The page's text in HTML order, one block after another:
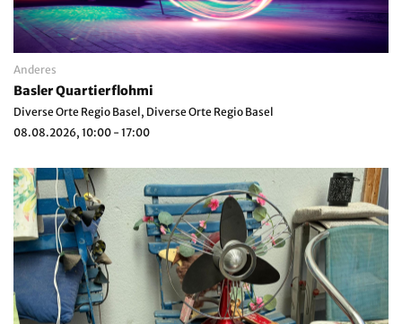
Anderes
Basler Quartierflohmi
Diverse Orte Regio Basel, Diverse Orte Regio Basel
08.08.2026, 10:00 - 17:00